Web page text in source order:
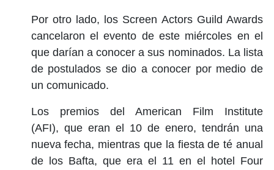
Por otro lado, los Screen Actors Guild Awards
cancelaron el evento de este miércoles en el
que darían a conocer a sus nominados. La lista
de postulados se dio a conocer por medio de
un comunicado.
Los premios del American Film Institute
(AFI), que eran el 10 de enero, tendrán una
nueva fecha, mientras que la fiesta de té anual
de los Bafta, que era el 11 en el hotel Four